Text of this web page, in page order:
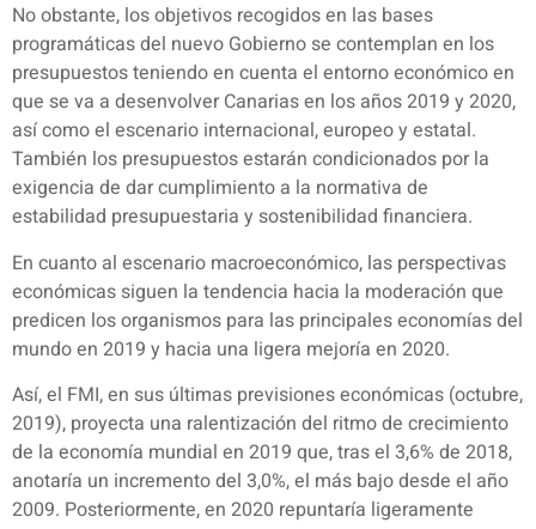
No obstante, los objetivos recogidos en las bases
programáticas del nuevo Gobierno se contemplan en los
presupuestos teniendo en cuenta el entorno económico en
que se va a desenvolver Canarias en los años 2019 y 2020,
así como el escenario internacional, europeo y estatal.
También los presupuestos estarán condicionados por la
exigencia de dar cumplimiento a la normativa de
estabilidad presupuestaria y sostenibilidad financiera.
En cuanto al escenario macroeconómico, las perspectivas
económicas siguen la tendencia hacia la moderación que
predicen los organismos para las principales economías del
mundo en 2019 y hacia una ligera mejoría en 2020.
Así, el FMI, en sus últimas previsiones económicas (octubre,
2019), proyecta una ralentización del ritmo de crecimiento
de la economía mundial en 2019 que, tras el 3,6% de 2018,
anotaría un incremento del 3,0%, el más bajo desde el año
2009. Posteriormente, en 2020 repuntaría ligeramente